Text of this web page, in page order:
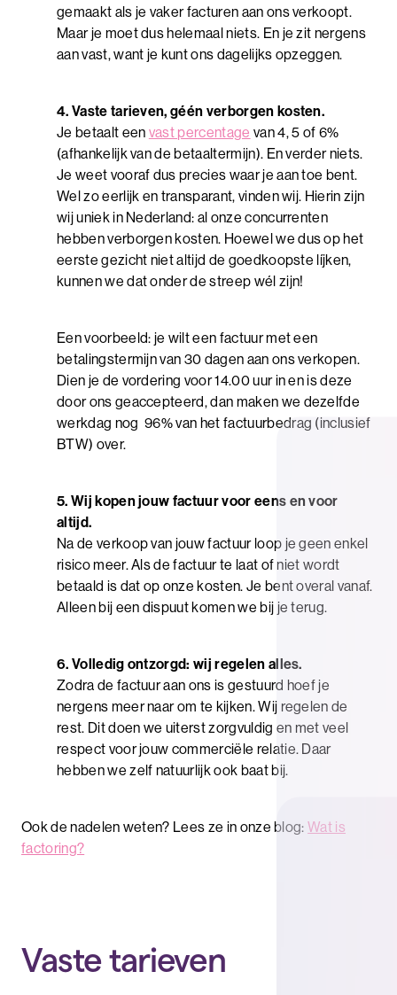
gemaakt als je vaker facturen aan ons verkoopt.
Maar je moet dus helemaal niets. En je zit nergens
aan vast, want je kunt ons dagelijks opzeggen.
4. Vaste tarieven, géén verborgen kosten.
Je betaalt een vast percentage van 4, 5 of 6%
(afhankelijk van de betaaltermijn). En verder niets.
Je weet vooraf dus precies waar je aan toe bent.
Wel zo eerlijk en transparant, vinden wij. Hierin zijn
wij uniek in Nederland: al onze concurrenten
hebben verborgen kosten. Hoewel we dus op het
eerste gezicht niet altijd de goedkoopste líjken,
kunnen we dat onder de streep wél zijn!
Een voorbeeld: je wilt een factuur met een
betalingstermijn van 30 dagen aan ons verkopen.
Dien je de vordering voor 14.00 uur in en is deze
door ons geaccepteerd, dan maken we dezelfde
werkdag nog 96% van het factuurbedrag (inclusief
BTW) over.
5. Wij kopen jouw factuur voor eens en voor
altijd.
Na de verkoop van jouw factuur loop je geen enkel
risico meer. Als de factuur te laat of niet wordt
betaald is dat op onze kosten. Je bent overal vanaf.
Alleen bij een dispuut komen we bij je terug.
6. Volledig ontzorgd: wij regelen alles.
Zodra de factuur aan ons is gestuurd hoef je
nergens meer naar om te kijken. Wij regelen de
rest. Dit doen we uiterst zorgvuldig en met veel
respect voor jouw commerciële relatie. Daar
hebben we zelf natuurlijk ook baat bij.
Ook de nadelen weten? Lees ze in onze blog:Wat is
factoring?
Vaste tarieven